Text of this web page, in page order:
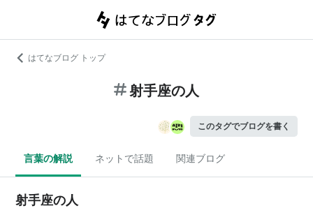
はてなブログ トップ
射手座の人
このタグでブログを書く
言葉の解説 ネットで話題 関連ブログ
射手座の人